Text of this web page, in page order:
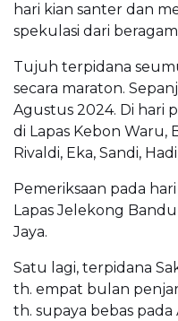
hari kian santer dan
spekulasi dari
Tujuh terpidana
secara maraton.
Agustus 2024. Di hari
di Lapas Kebon Waru,
Rivaldi, Eka, Sandi,
Pemeriksaan pada
Lapas Jelekong
Jaya.
Satu lagi, terpidana
th. empat bulan
th. supaya bebas pada